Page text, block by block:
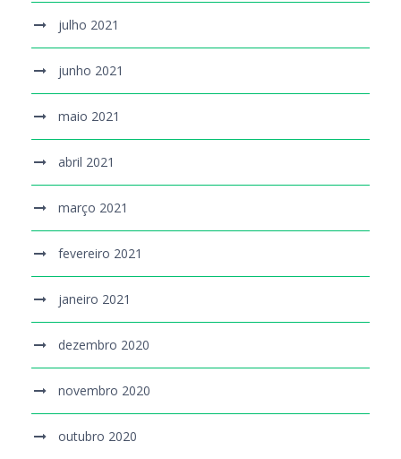
julho 2021
junho 2021
maio 2021
abril 2021
março 2021
fevereiro 2021
janeiro 2021
dezembro 2020
novembro 2020
outubro 2020